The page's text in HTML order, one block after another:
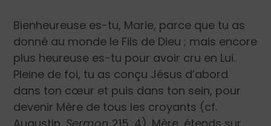
Bienheureuse es-tu, Marie, parce que tu as
donné au monde le Fils de Dieu ; mais encore
plus heureuse es-tu pour avoir cru en Lui.
Pleine de foi, tu as conçu Jésus d’abord
dans ton cœur et puis dans ton sein, pour
devenir Mère de tous les croyants (cf.